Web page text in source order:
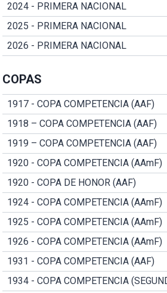
2024 - PRIMERA NACIONAL
2025 - PRIMERA NACIONAL
2026 - PRIMERA NACIONAL
COPAS
1917 - COPA COMPETENCIA (AAF)
1918 – COPA COMPETENCIA (AAF)
1919 – COPA COMPETENCIA (AAF)
1920 - COPA COMPETENCIA (AAmF)
1920 - COPA DE HONOR (AAF)
1924 - COPA COMPETENCIA (AAmF)
1925 - COPA COMPETENCIA (AAmF)
1926 - COPA COMPETENCIA (AAmF)
1931 - COPA COMPETENCIA (AAF)
1934 - COPA COMPETENCIA